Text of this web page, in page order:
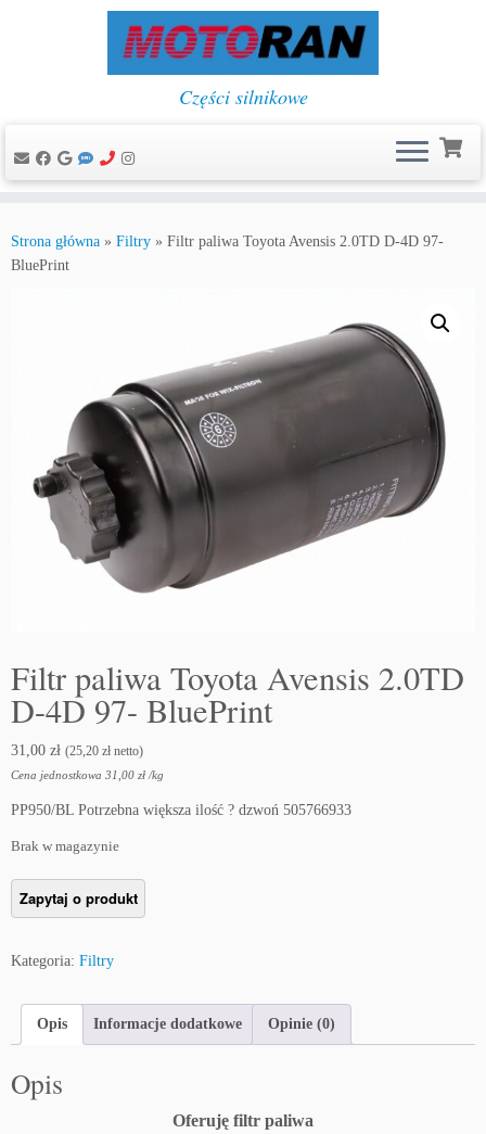
do
treści
Części silnikowe
Strona główna » Filtry » Filtr paliwa Toyota Avensis 2.0TD D-4D 97-
BluePrint
Filtr paliwa Toyota Avensis 2.0TD
D-4D 97- BluePrint
31,00 zł (25,20 zł netto)
Cena jednostkowa 31,00 zł /kg
PP950/BL Potrzebna większa ilość ? dzwoń 505766933
Brak w magazynie
Kategoria: Filtry
Opis Informacje dodatkowe Opinie (0)
Opis
Oferuję filtr paliwa